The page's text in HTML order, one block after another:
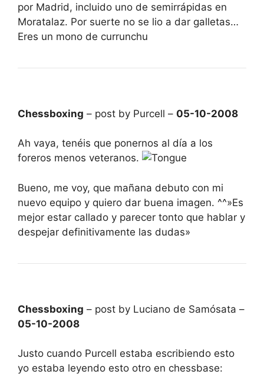
por Madrid, incluido uno de semirrápidas en
Moratalaz. Por suerte no se lio a dar galletas…
Eres un mono de currunchu
Chessboxing – post by Purcell – 05-10-2008
Ah vaya, tenéis que ponernos al día a los
foreros menos veteranos.
Bueno, me voy, que mañana debuto con mi
nuevo equipo y quiero dar buena imagen. ^^»Es
mejor estar callado y parecer tonto que hablar y
despejar definitivamente las dudas»
Chessboxing – post by Luciano de Samósata –
05-10-2008
Justo cuando Purcell estaba escribiendo esto
yo estaba leyendo esto otro en chessbase: